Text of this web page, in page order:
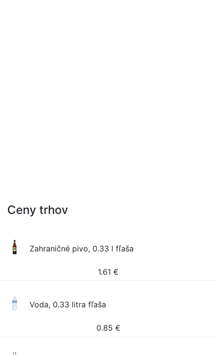
Ceny trhov
Zahraničné pivo, 0.33 l fľaša
1.61 €
Voda, 0.33 litra fľaša
0.85 €